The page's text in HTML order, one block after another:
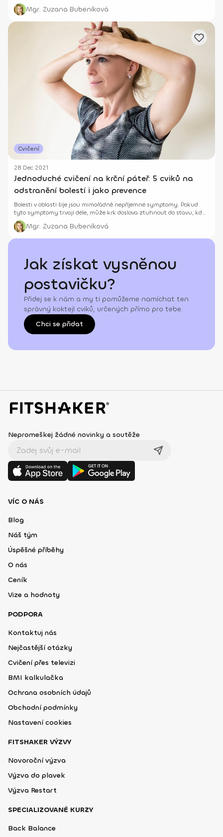
Mgr. Zuzana Bubeníková
Cvičení
28 Dec 2021
Jednoduché cvičení na krční páteř: 5 cviků na
odstranění bolestí i jako prevence
Bolesti v oblasti šíje jsou mimořádně nepříjemné symptomy. Pokud
tyto symptomy trvají déle, může krk doslova ztuhnout do stavu, kdy
se už ani ten nejmenší pohyb nedá vydržet.
Mgr. Zuzana Bubeníková
Jak získat vysněnou
postavičku?
Přidej se k nám a my ti pomůžeme namíchat ten
správný koktejl cviků, určených přímo pro tebe.
Chci se přidat
Nepromeškej žádné novinky a soutěže
VÍC O NÁS
Blog
Náš tým
Úspěšné příběhy
O nás
Ceník
Vize a hodnoty
PODPORA
Kontaktuj nás
Nejčastější otázky
Cvičení přes televizi
BMI kalkulačka
Ochrana osobních údajů
Obchodní podmínky
Nastavení cookies
FITSHAKER VÝZVY
Novoroční výzva
Výzva do plavek
Výzva Restart
SPECIALIZOVANÉ KURZY
Back Balance